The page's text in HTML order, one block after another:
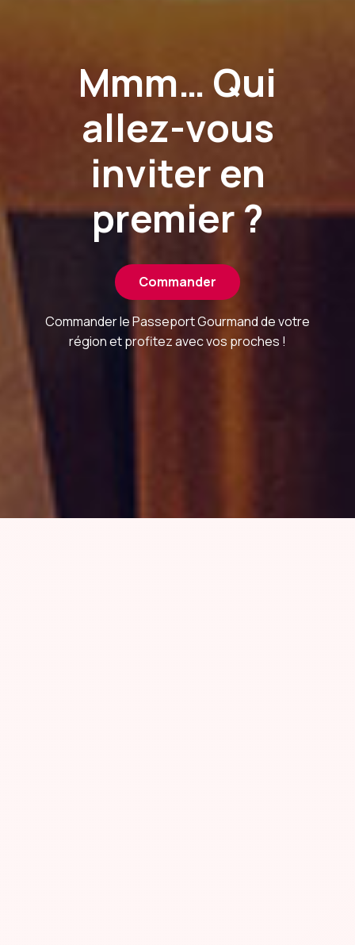
Mmm… Qui
allez-vous
inviter en
premier ?
Commander
Commander le Passeport Gourmand de votre
région et profitez avec vos proches !